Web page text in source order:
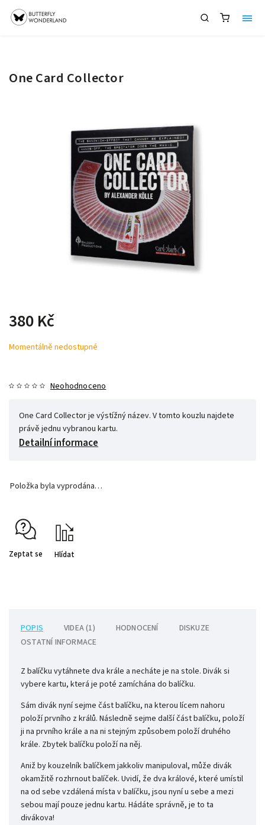
One Card Collector
380 Kč
Momentálně nedostupné
Neohodnoceno
One Card Collector je výstížný název. V tomto kouzlu najdete
právě jednu vybranou kartu.
Detailní informace
Položka byla vyprodána…
Zeptat se Hlídat
POPIS VIDEA (1) HODNOCENÍ
DISKUZE
OSTATNÍ INFORMACE
Z balíčku vytáhnete dva krále a necháte je na stole. Divák si
vybere kartu, která je poté zamíchána do balíčku.
Sám divák nyní sejme část balíčku, na kterou lícem nahoru
položí prvního z králů. Následně sejme další část balíčku, položí
ji na prvního krále a na ni stejným způsobem položí druhého
krále. Zbytek balíčku položí na něj.
Aniž by kouzelník balíčkem jakkoliv manipuloval, může divák
okamžitě rozhrnout balíček. Uvidí, že dva králové, které umístil
na od sebe vzdálená místa v balíčku, jsou nyní u sebe a mezi
sebou mají pouze jednu kartu. Hádáte správně, je to ta
divákova!